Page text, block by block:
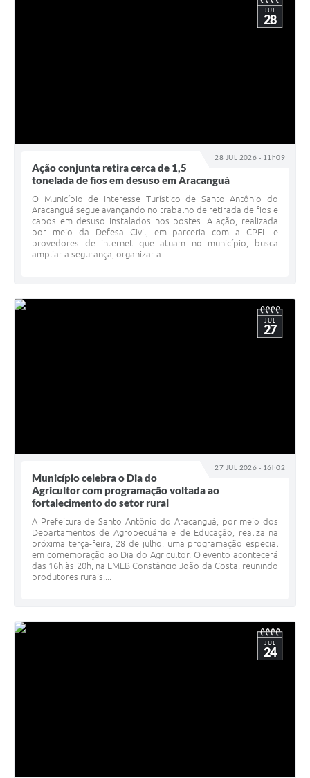
28 JUL 2026 - 11h09
JUL
28
Ação conjunta retira cerca de 1,5
tonelada de fios em desuso em Aracanguá
O Município de Interesse Turístico de Santo Antônio do
Aracanguá segue avançando no trabalho de retirada de fios e
cabos em desuso instalados nos postes. A ação, realizada
por meio da Defesa Civil, em parceria com a CPFL e
provedores de internet que atuam no município, busca
ampliar a segurança, organizar a...
27 JUL 2026 - 16h02
JUL
27
Município celebra o Dia do
Agricultor com programação voltada ao
fortalecimento do setor rural
A Prefeitura de Santo Antônio do Aracanguá, por meio dos
Departamentos de Agropecuária e de Educação, realiza na
próxima terça-feira, 28 de julho, uma programação especial
em comemoração ao Dia do Agricultor. O evento acontecerá
das 16h às 20h, na EMEB Constâncio João da Costa, reunindo
produtores rurais,...
JUL
24